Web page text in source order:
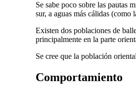
Se sabe poco sobre las pautas
sur, a aguas más cálidas
Existen dos poblaciones de
principalmente en la parte
Se cree que la población
Comportamiento